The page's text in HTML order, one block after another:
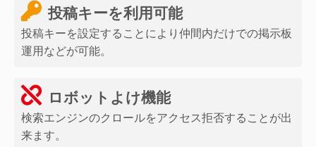
投稿キーを利用可能
投稿キーを設定することにより仲間内だけでの掲示板
運用などが可能。
ロボットよけ機能
検索エンジンのクロールをアクセス拒否することが出
来ます。